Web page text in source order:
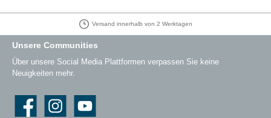
Versand innerhalb von 2 Werktagen
Unsere Communities
Über unsere Social Media Plattformen verpassen Sie keine
Neuigkeiten mehr.
Instagram YouTube